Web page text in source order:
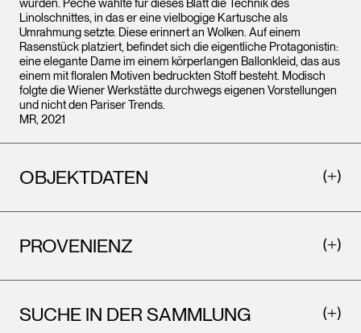
wurden. Peche wählte für dieses Blatt die Technik des
Linolschnittes, in das er eine vielbogige Kartusche als
Umrahmung setzte. Diese erinnert an Wolken. Auf einem
Rasenstück platziert, befindet sich die eigentliche Protagonistin:
eine elegante Dame im einem körperlangen Ballonkleid, das aus
einem mit floralen Motiven bedruckten Stoff besteht. Modisch
folgte die Wiener Werkstätte durchwegs eigenen Vorstellungen
und nicht den Pariser Trends.
MR, 2021
OBJEKTDATEN
PROVENIENZ
SUCHE IN DER SAMMLUNG